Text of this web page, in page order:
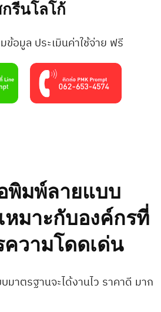
รีนโลโก้
ข้อมูล ประเมินค่าใช้จ่าย ฟรี
พิมพ์ลายแบบ
หมาะกับองค์กรที่
ความโดดเด่น
มาตรฐานจะได้งานไว ราคาดี มาก